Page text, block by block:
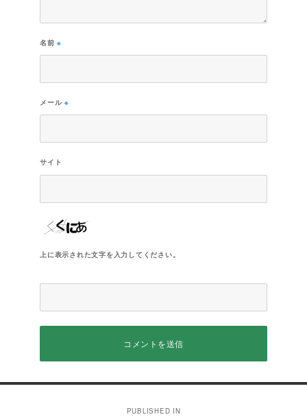
名前※
メール※
サイト
上に表示された文字を入力してください。
PUBLISHED IN